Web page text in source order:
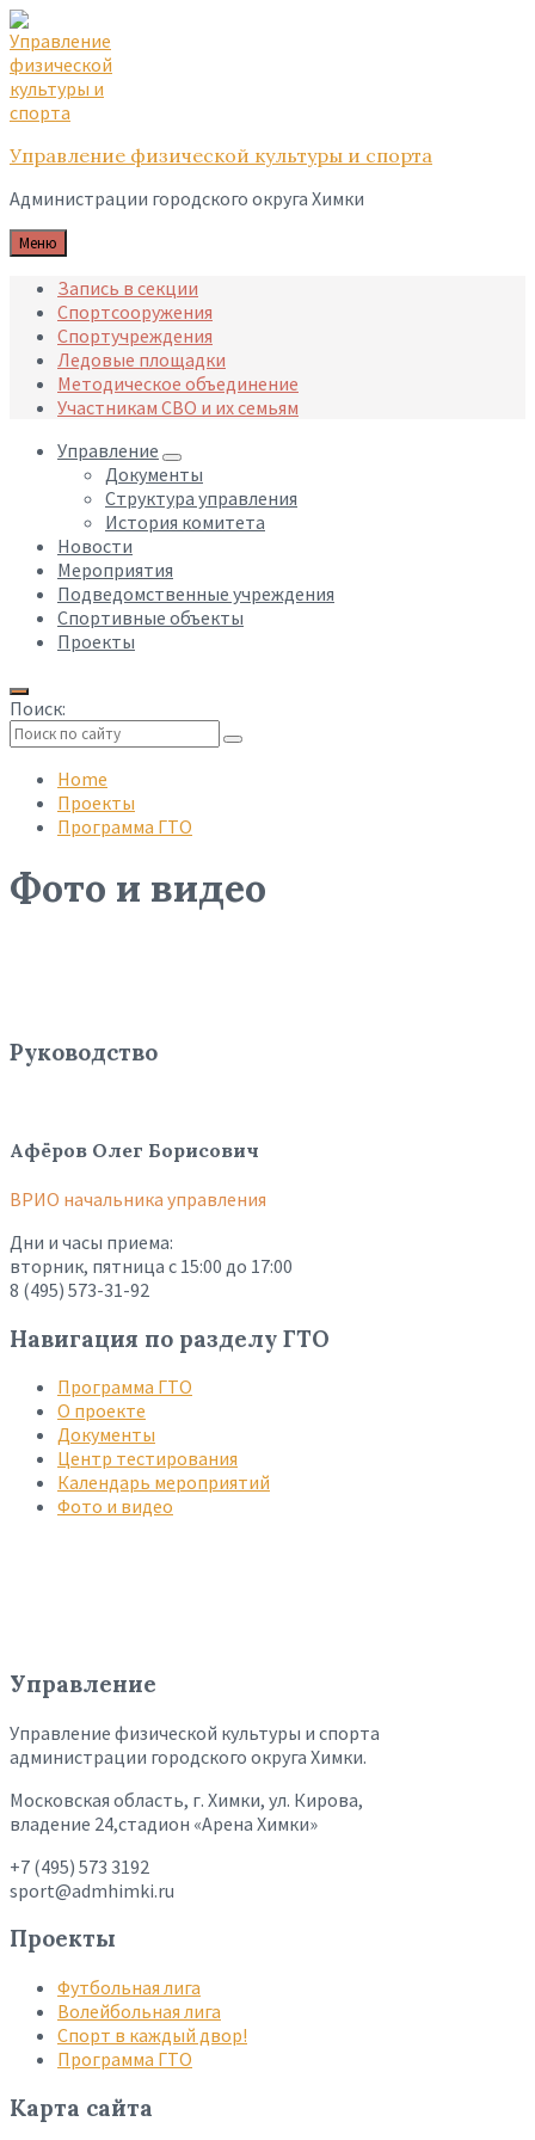
Skip
to
content
Skip
to
main
navigation
Skip
to
footer
Управление физической культуры и спорта
Администрации городского округа Химки
Меню
Запись в секции
Спортсооружения
Спортучреждения
Ледовые площадки
Методическое объединение
Участникам СВО и их семьям
Управление
Документы
Структура управления
История комитета
Новости
Мероприятия
Подведомственные учреждения
Спортивные объекты
Проекты
Поиск:
search
Home
Проекты
Программа ГТО
Фото и видео
Руководство
Афёров Олег Борисович
ВРИО начальника управления
Дни и часы приема:
вторник, пятница с 15:00 до 17:00
8 (495) 573-31-92
Навигация по разделу ГТО
Программа ГТО
О проекте
Документы
Центр тестирования
Календарь мероприятий
Фото и видео
Управление
Управление физической культуры и спорта
администрации городского округа Химки.
Московская область, г. Химки, ул. Кирова,
владение 24,стадион «Арена Химки»
+7 (495) 573 3192
sport@admhimki.ru
Проекты
Футбольная лига
Волейбольная лига
Спорт в каждый двор!
Программа ГТО
Карта сайта